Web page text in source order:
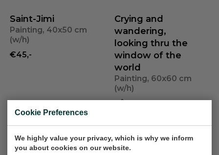
Cookie Preferences
We highly value your privacy, which is why we inform
you about cookies on our website.
Saint-Jimi
Painting, 40x50 cm
(w/h)
€45,-
Crying and
wandering,
looking thru the
window of the
world
Painting, 60x60 cm
(w/h)
Såld
Listening Liz,
painting nr.2 of
Pschychedelic
woman